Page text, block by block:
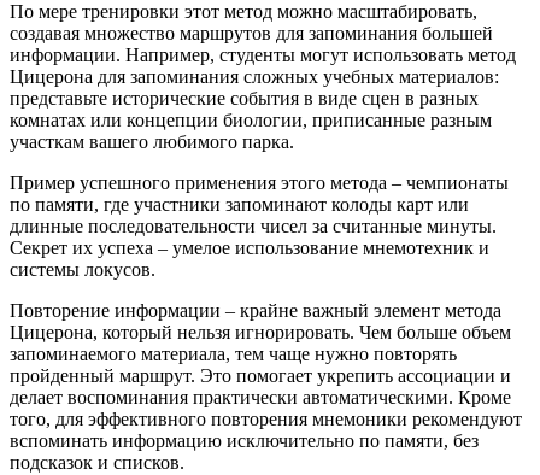
По мере тренировки этот метод можно масштабировать,
создавая множество маршрутов для запоминания большей
информации. Например, студенты могут использовать метод
Цицерона для запоминания сложных учебных материалов:
представьте исторические события в виде сцен в разных
комнатах или концепции биологии, приписанные разным
участкам вашего любимого парка.
Пример успешного применения этого метода – чемпионаты
по памяти, где участники запоминают колоды карт или
длинные последовательности чисел за считанные минуты.
Секрет их успеха – умелое использование мнемотехник и
системы локусов.
Повторение информации – крайне важный элемент метода
Цицерона, который нельзя игнорировать. Чем больше объем
запоминаемого материала, тем чаще нужно повторять
пройденный маршрут. Это помогает укрепить ассоциации и
делает воспоминания практически автоматическими. Кроме
того, для эффективного повторения мнемоники рекомендуют
вспоминать информацию исключительно по памяти, без
подсказок и списков.